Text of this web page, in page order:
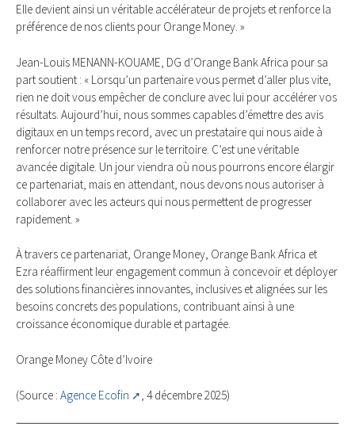
Elle devient ainsi un véritable accélérateur de projets et renforce la
préférence de nos clients pour Orange Money. »
Jean-Louis MENANN-KOUAME, DG d’Orange Bank Africa pour sa
part soutient : « Lorsqu’un partenaire vous permet d’aller plus vite,
rien ne doit vous empêcher de conclure avec lui pour accélérer vos
résultats. Aujourd’hui, nous sommes capables d’émettre des avis
digitaux en un temps record, avec un prestataire qui nous aide à
renforcer notre présence sur le territoire. C’est une véritable
avancée digitale. Un jour viendra où nous pourrons encore élargir
ce partenariat, mais en attendant, nous devons nous autoriser à
collaborer avec les acteurs qui nous permettent de progresser
rapidement. »
À travers ce partenariat, Orange Money, Orange Bank Africa et
Ezra réaffirment leur engagement commun à concevoir et déployer
des solutions financières innovantes, inclusives et alignées sur les
besoins concrets des populations, contribuant ainsi à une
croissance économique durable et partagée.
Orange Money Côte d’Ivoire
(Source : Agence Ecofin , 4 décembre 2025)